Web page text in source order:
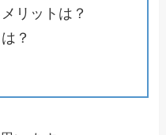
リットは？
？